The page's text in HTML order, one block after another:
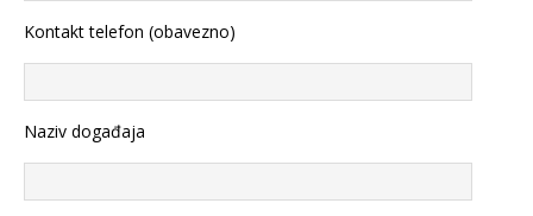
Kontakt telefon (obavezno)
Naziv događaja